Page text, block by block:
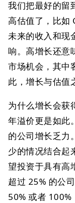
我们把最好的留
高估值了，比如
未来的收入和现
响。高增长还意
市场机会，其中
此，增长与估值
为什么增长会获
年溢价更是如此
的公司增长乏力
少的情况结合起
望投资于具有高
超过 25% 的公
50% 或者 100%